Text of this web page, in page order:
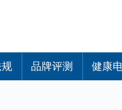
品牌评测 健康